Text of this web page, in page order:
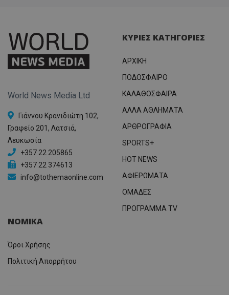
World News Media Ltd
Γιάννου Κρανιδιώτη 102,
Γραφείο 201, Λατσιά,
Λευκωσία
+357 22 205865
+357 22 374613
info@tothemaonline.com
ΚΥΡΙΕΣ ΚΑΤΗΓΟΡΙΕΣ
ΑΡΧΙΚΗ
ΠΟΔΟΣΦΑΙΡΟ
ΚΑΛΑΘΟΣΦΑΙΡΑ
ΑΛΛΑ ΑΘΛΗΜΑΤΑ
ΑΡΘΡΟΓΡΑΦΙΑ
SPORTS+
HOT NEWS
ΑΦΙΕΡΩΜΑΤΑ
ΟΜΑΔΕΣ
ΠΡΟΓΡΑΜΜΑ TV
ΝΟΜΙΚΑ
Όροι Χρήσης
Πολιτική Απορρήτου